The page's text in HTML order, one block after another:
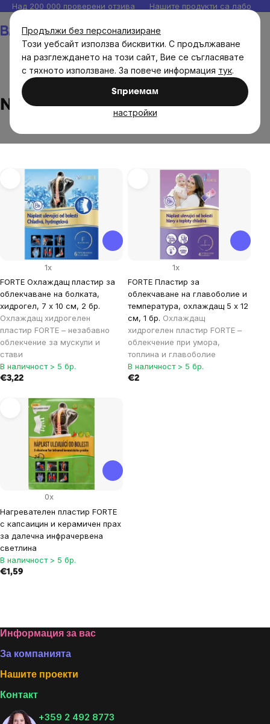
Продължи без персонализиране
Този уебсайт използва бисквитки. С продължаване
на разглеждането на този сайт, Вие се съгласявате
с тяхното използване. За повече информация тук.
Sпpиeмaм
настройки
Прескочи
към
съдържанието
Над 200 000 проверени отзива Нашите продукти са
Nabolest Forte
Nabolest Forte
products
FORTE Охлаждащ пластир за
облекчаване на болката,
хидрогел, 7 x 10 см, 2 бр.
Охлаждащ хидрогелен
пластир FORTE – незабавно
облекчение за мускули и
стави
1x
В наличност > 5 бр.
€3,22
FORTE Пластир за
облекчаване на главоболие и
температура, охлаждащ 5 x 12
см, 1 бр. Охлаждащ
хидрогелен пластир FORTE –
облекчение при умора,
топлина и главоболие
1x
В наличност > 5 бр.
€2
Нагревателен пластир FORTE
с капсаицин и керамичен прах
за далечна инфрачервена
светлина
0x
В наличност > 5 бр.
€1,59
controls
Footer
Информация за вас
За компанията
Нашите проекти
Контакт
+359 2 492 8773